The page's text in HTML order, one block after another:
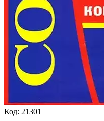
Код: 21301